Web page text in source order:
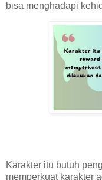
bisa menghadapi
Karakter itu butuh
memperkuat karakter